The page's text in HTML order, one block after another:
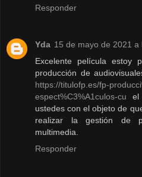
Responder
Yda 15 de mayo de 2021 a
Excelente película estoy
producción de
https://titulofp.es/fp-
espect%C3%A1culos-cu el
ustedes con el objeto de
realizar la gestión de
multimedia.
Responder